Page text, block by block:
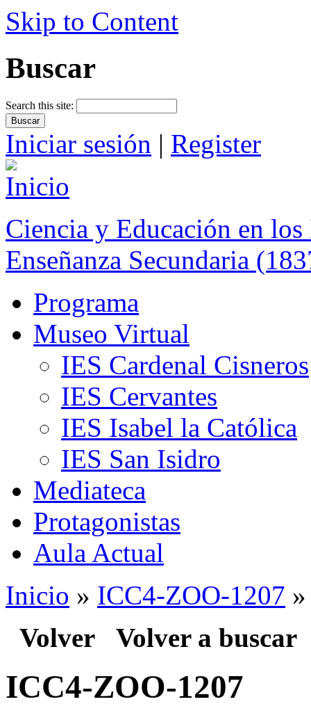
Skip to Content
Buscar
Search this site:
Iniciar sesión | Register
Ciencia y Educación en
Enseñanza Secundaria
Programa
Museo Virtual
IES Cardenal Cisneros
IES Cervantes
IES Isabel la Católica
IES San Isidro
Mediateca
Protagonistas
Aula Actual
Inicio » ICC4-ZOO-1207
Volver Volver a buscar
ICC4-ZOO-1207